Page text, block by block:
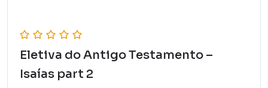
Eletiva do Antigo Testamento –
Isaías part 2